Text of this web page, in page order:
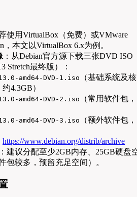
使用VirtualBox（免费）或VMware
，本文以VirtualBox 6.x为例。
：从Debian官方源下载三张DVD ISO
Stretch最终版）：
amd64-DVD-1.iso
（基础系统及核
4.3GB）
amd64-DVD-2.iso
（常用软件包，
amd64-DVD-3.iso
（额外软件包，
https://www.debian.org/distrib/archive
：建议分配至少2GB内存、25GB硬盘
包较多，预留充足空间）。